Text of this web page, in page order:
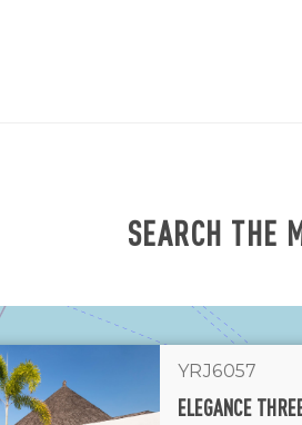
SEARCH THE
YRJ6057